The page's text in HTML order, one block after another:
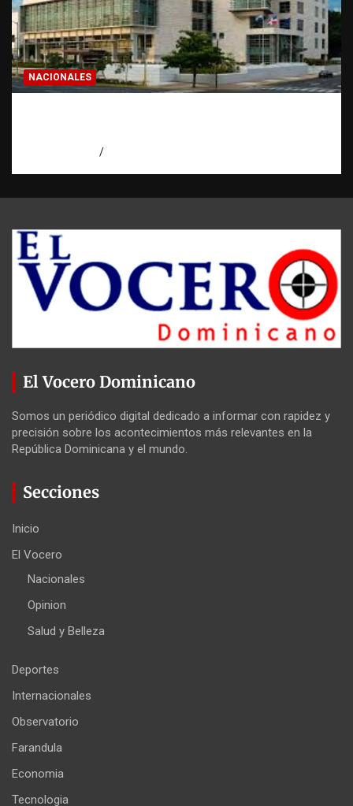
NACIONALES
El Vocero Dominicano
Somos un periódico digital dedicado a informar con rapidez y
precisión sobre los acontecimientos más relevantes en la
República Dominicana y el mundo.
Secciones
Inicio
El Vocero
Nacionales
Opinion
Salud y Belleza
Deportes
Internacionales
Observatorio
Farandula
Economia
Tecnologia